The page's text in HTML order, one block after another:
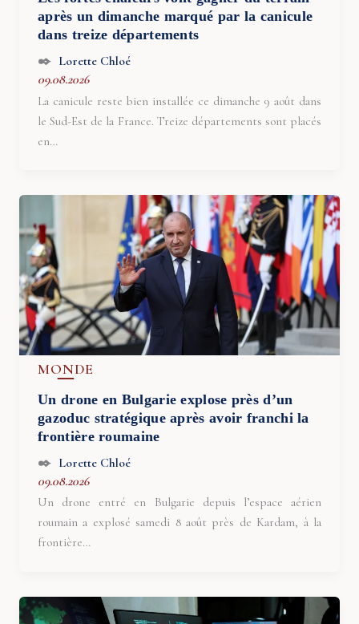
après un dimanche marqué par la canicule
dans treize départements
Lorette Chloé
09.08.2026
La canicule reste bien installée ce dimanche 9 août dans
le Sud-Est de la France. Treize départements sont placés
en…
MONDE
Un drone en Bulgarie explose près d’un
gazoduc stratégique après avoir franchi la
frontière roumaine
Lorette Chloé
09.08.2026
Un drone entré en Bulgarie depuis l’espace aérien
roumain a explosé samedi 8 août près de Kardam, à la
frontière…